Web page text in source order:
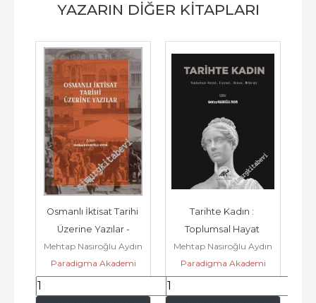
YAZARIN DIĞER KITAPLARI
Osmanlı İktisat Tarihi
Üzerine Yazılar -
Mehtap Nasıroğlu Aydın
Paradigma Akademi
Yayınları
Tarihte Kadın :
Toplumsal Hayat
Siyaset Hukuk Mitoloji
-        2020
Mehtap Nasıroğlu Aydın
Paradigma Akademi
Yayınları